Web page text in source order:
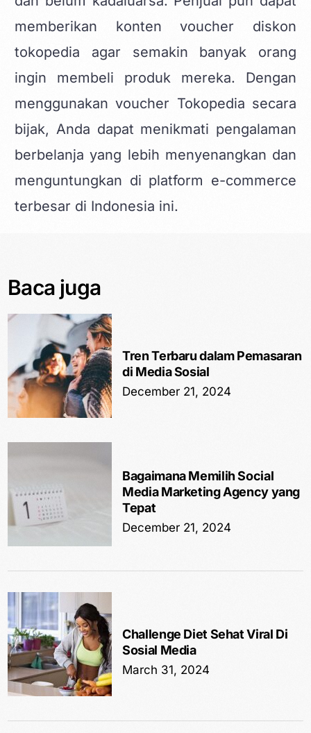
memberikan konten voucher diskon
tokopedia agar semakin banyak orang
ingin membeli produk mereka. Dengan
menggunakan voucher Tokopedia secara
bijak, Anda dapat menikmati pengalaman
berbelanja yang lebih menyenangkan dan
menguntungkan di platform e-commerce
terbesar di Indonesia ini.
Baca juga
Tren Terbaru dalam Pemasaran
di Media Sosial
December 21, 2024
Bagaimana Memilih Social
Media Marketing Agency yang
Tepat
December 21, 2024
Challenge Diet Sehat Viral Di
Sosial Media
March 31, 2024